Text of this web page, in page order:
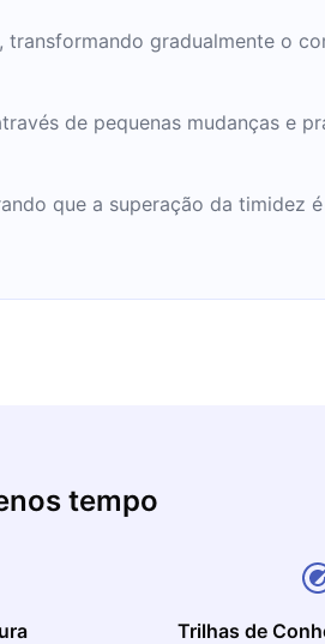
gradualmente o
de pequenas mudanças e
que a superação da timidez
tempo
Trilhas de